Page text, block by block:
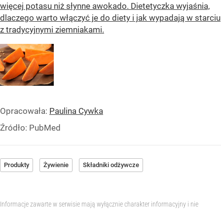
więcej potasu niż słynne awokado. Dietetyczka wyjaśnia,
dlaczego warto włączyć je do diety i jak wypadają w starciu
z tradycyjnymi ziemniakami.
Opracowała: Paulina Cywka
Źródło: PubMed
Produkty Żywienie Składniki odżywcze
Informacje zawarte w serwisie mają wyłącznie charakter informacyjny i nie